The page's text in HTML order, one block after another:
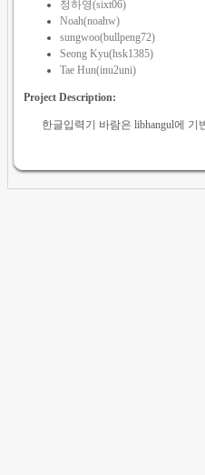
정하영(sixt06)
Noah(noahw)
sungwoo(bullpeng72)
Seong Kyu(hsk1385)
Tae Hun(inu2uni)
Project Description:
한글입력기 바람은 libhangul에 기